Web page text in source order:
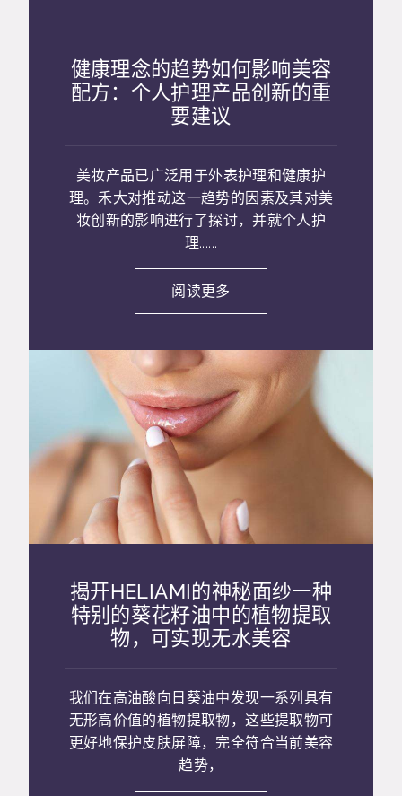
健康理念的趋势如何影响美容
配方：个人护理产品创新的重
要建议
美妆产品已广泛用于外表护理和健康护
理。禾大对推动这一趋势的因素及其对美
妆创新的影响进行了探讨，并就个人护
理......
阅读更多
揭开HELIAMI的神秘面纱一种
特别的葵花籽油中的植物提取
物，可实现无水美容
我们在高油酸向日葵油中发现一系列具有
无形高价值的植物提取物，这些提取物可
更好地保护皮肤屏障，完全符合当前美容
趋势，